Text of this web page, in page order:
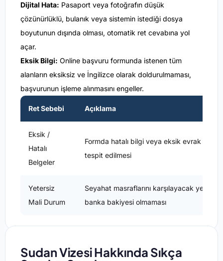
Dijital Hata: Pasaport veya fotoğrafın düşük
çözünürlüklü, bulanık veya sistemin istediği dosya
boyutunun dışında olması, otomatik ret cevabına yol
açar.
Eksik Bilgi: Online başvuru formunda istenen tüm
alanların eksiksiz ve İngilizce olarak doldurulmaması,
başvurunun işleme alınmasını engeller.
Ret Sebebi Açıklama
Eksik /
Hatalı
Belgeler
Formda hatalı bilgi veya eksik evrak
tespit edilmesi
Yetersiz
Mali Durum
Seyahat masraflarını karşılayacak yeterli
banka bakiyesi olmaması
Sudan Vizesi Hakkında Sıkça